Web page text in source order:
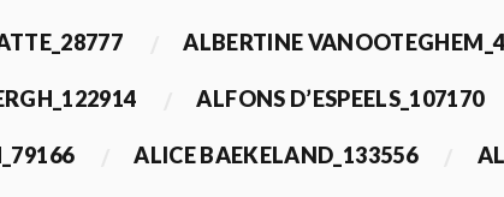
ALBERTINE
ALFONS D’ESPEELS_107170
ALICE BAEKELAND_133556